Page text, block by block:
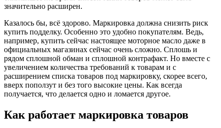
значительно расширен.
Казалось бы, всё здорово. Маркировка должна снизить риск
купить подделку. Особенно это удобно покупателям. Ведь,
например, купить сейчас настоящее моторное масло даже в
официальных магазинах сейчас очень сложно. Сплошь и
рядом сплошной обман и сплошной контрафакт. Но вместе с
увеличением количества требований к товарам и с
расширением списка товаров под маркировку, скорее всего,
вверх поползут и без того высокие цены. Как всегда
получается, что делается одно и ломается другое.
Как работает маркировка товаров